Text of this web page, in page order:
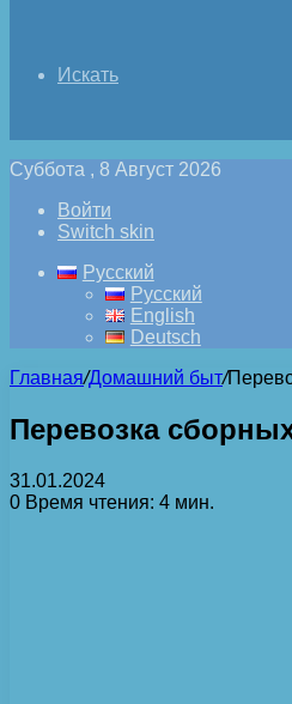
Искать
Суббота , 8 Август 2026
Войти
Switch skin
Русский
Русский
English
Deutsch
Главная/Домашний быт/
Перевозка
31.01.2024
0 Время чтения: 4 мин.